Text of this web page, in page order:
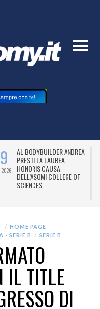
2026
AL BODYBUILDER ANDREA
PRESTI LA LAUREA
HONORIS CAUSA
DELL’ASOMI COLLEGE OF
SCIENCES.
HOME PAGE
- SERIE B SERIE B
IL TITLE
DI